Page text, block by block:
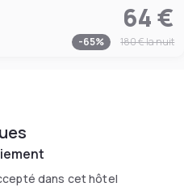
64 €
-65% 180 €la nuit
dans cet hôtel